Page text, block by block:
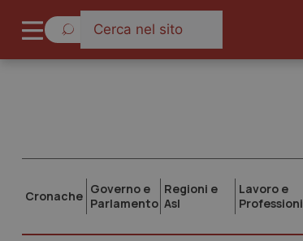
Cronache Governo e
Parlamento
Regioni e
Asl
Lavoro e
Professioni